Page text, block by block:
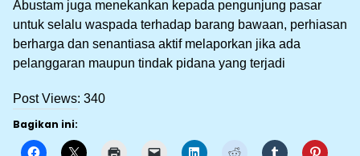
Abustam juga menekankan kepada pengunjung pasar
untuk selalu waspada terhadap barang bawaan, perhiasan
berharga dan senantiasa aktif melaporkan jika ada
pelanggaran maupun tindak pidana yang terjadi
Post Views: 340
Bagikan ini: